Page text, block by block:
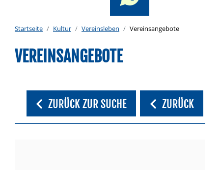
Startseite Kultur Vereinsleben Vereinsangebote
VEREINSANGEBOTE
ZURÜCK ZUR SUCHE ZURÜCK